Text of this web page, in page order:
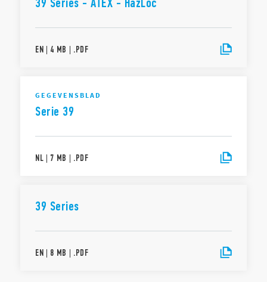
EN | 4 MB | .PDF
GEGEVENSBLAD
Serie 39
NL | 7 MB | .PDF
39 Series
EN | 8 MB | .PDF